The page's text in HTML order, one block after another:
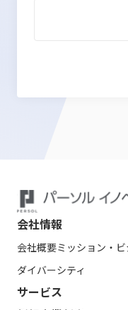
会社情報
会社概要ミッション・
ダイバーシティ
サービス